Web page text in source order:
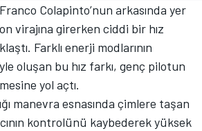
Colapinto’nun arkasında yer
virajına girerken ciddi bir hız
Farklı enerji modlarının
oluşan bu hız farkı, genç pilotun
yol açtı.
manevra esnasında çimlere taşan
kontrolünü kaybederek yüksek